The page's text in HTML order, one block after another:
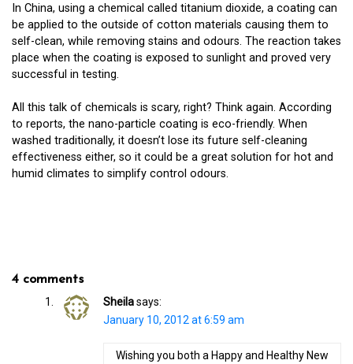
In China, using a chemical called titanium dioxide, a coating can
be applied to the outside of cotton materials causing them to
self-clean, while removing stains and odours. The reaction takes
place when the coating is exposed to sunlight and proved very
successful in testing.
All this talk of chemicals is scary, right? Think again. According
to reports, the nano-particle coating is eco-friendly. When
washed traditionally, it doesn’t lose its future self-cleaning
effectiveness either, so it could be a great solution for hot and
humid climates to simplify control odours.
4 comments
Sheilasays:
January 10, 2012 at 6:59 am
Wishing you both a Happy and Healthy New